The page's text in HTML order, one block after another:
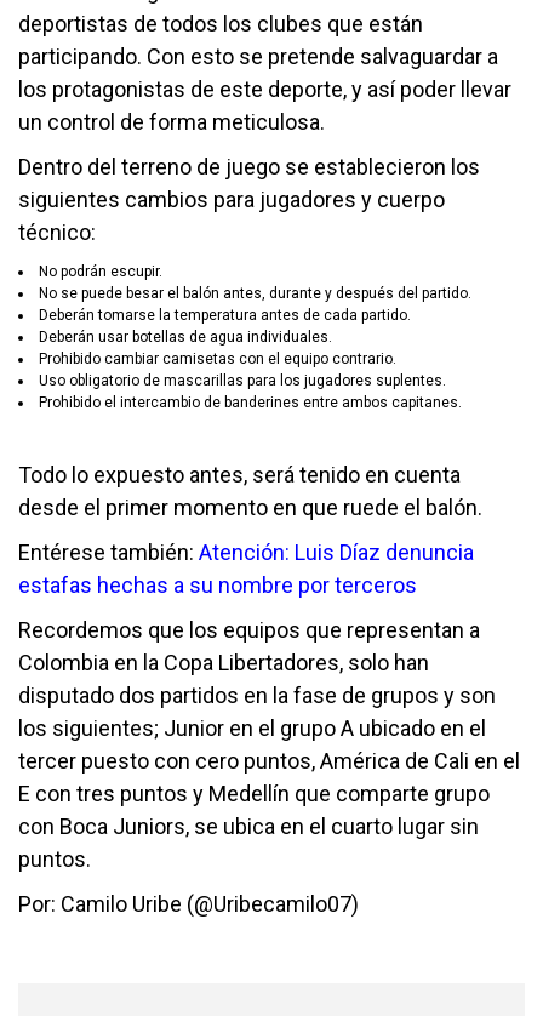
deportistas de todos los clubes que están
participando. Con esto se pretende salvaguardar a
los protagonistas de este deporte, y así poder llevar
un control de forma meticulosa.
Dentro del terreno de juego se establecieron los
siguientes cambios para jugadores y cuerpo
técnico:
No podrán escupir.
No se puede besar el balón antes, durante y después del partido.
Deberán tomarse la temperatura antes de cada partido.
Deberán usar botellas de agua individuales.
Prohibido cambiar camisetas con el equipo contrario.
Uso obligatorio de mascarillas para los jugadores suplentes.
Prohibido el intercambio de banderines entre ambos capitanes.
Todo lo expuesto antes, será tenido en cuenta
desde el primer momento en que ruede el balón.
Entérese también: Atención: Luis Díaz denuncia
estafas hechas a su nombre por terceros
Recordemos que los equipos que representan a
Colombia en la Copa Libertadores, solo han
disputado dos partidos en la fase de grupos y son
los siguientes; Junior en el grupo A ubicado en el
tercer puesto con cero puntos, América de Cali en el
E con tres puntos y Medellín que comparte grupo
con Boca Juniors, se ubica en el cuarto lugar sin
puntos.
Por: Camilo Uribe (@Uribecamilo07)